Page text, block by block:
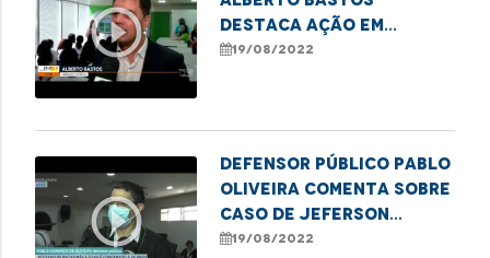
play_circle_outline
destaca ação em
escola pública que
combate à violência
19/08/2022
play_circle_outline
Defensor Público Pablo
Oliveira comenta sobre
caso de Jeferson
Serpa, condenado a 56
19/08/2022